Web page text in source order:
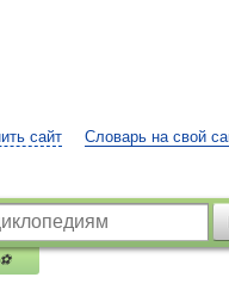
сайт Словарь на свой